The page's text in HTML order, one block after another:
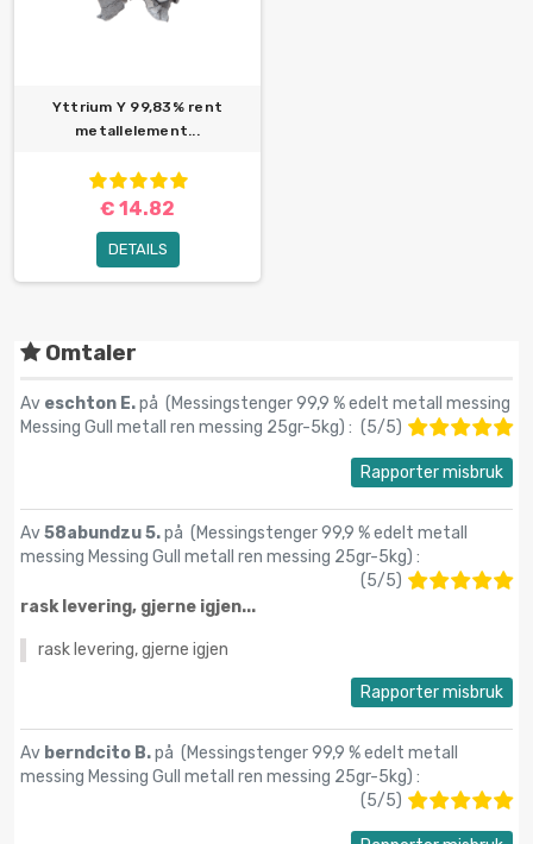
Yttrium Y 99,83% rent
metallelement...
€ 14.82
DETAILS
Omtaler
Av eschton E.på (Messingstenger 99,9 % edelt metall messing
Messing Gull metall ren messing 25gr-5kg) : (5/5)
Rapporter misbruk
Av58abundzu 5.på (Messingstenger 99,9 % edelt metall
messing Messing Gull metall ren messing 25gr-5kg) :
(5/5)
rask levering, gjerne igjen...
rask levering, gjerne igjen
Rapporter misbruk
Av berndcito B.på (Messingstenger 99,9 % edelt metall
messing Messing Gull metall ren messing 25gr-5kg) :
(5/5)